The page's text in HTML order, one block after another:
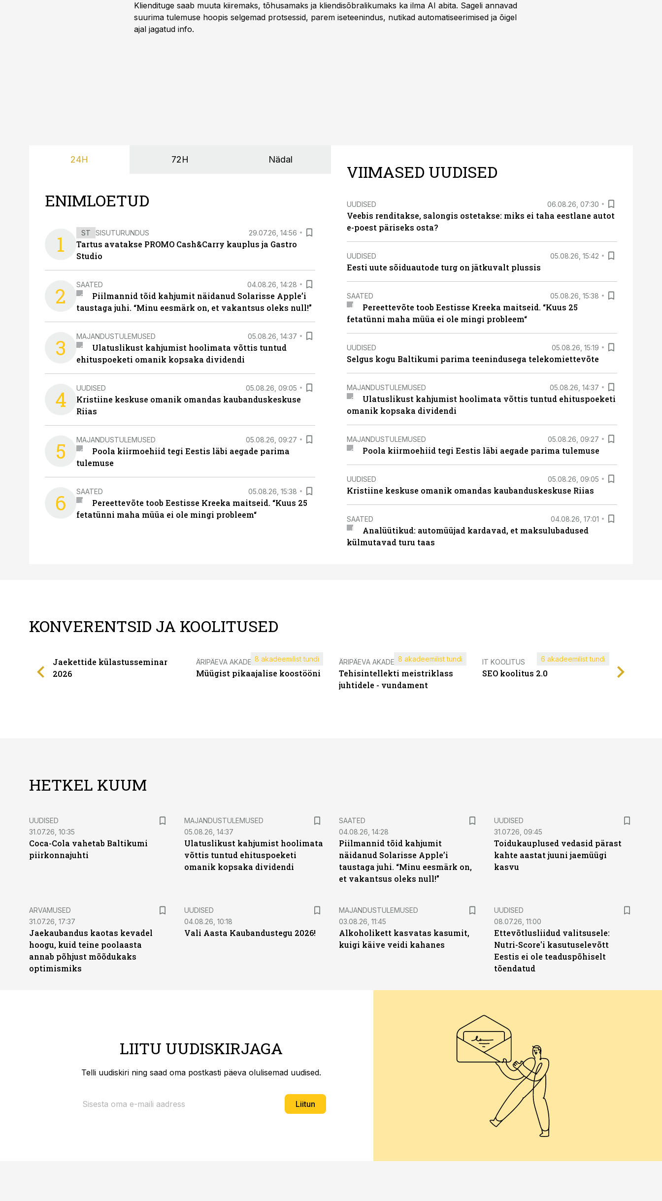
Kliendituge saab muuta kiiremaks, tõhusamaks ja kliendisõbralikumaks ka ilma AI abita. Sageli annavad
suurima tulemuse hoopis selgemad protsessid, parem iseteenindus, nutikad automatiseerimised ja õigel
ajal jagatud info.
24H 72H Nädal
ENIMLOETUD
1 ST SISUTURUNDUS 29.07.26, 14:56
Tartus avatakse PROMO Cash&Carry kauplus ja Gastro
Studio
2 SAATED 04.08.26, 14:28
Piilmannid tõid kahjumit näidanud Solarisse Apple’i
taustaga juhi. “Minu eesmärk on, et vakantsus oleks null!”
3 MAJANDUSTULEMUSED 05.08.26, 14:37
Ulatuslikust kahjumist hoolimata võttis tuntud
ehituspoeketi omanik kopsaka dividendi
4 UUDISED 05.08.26, 09:05
Kristiine keskuse omanik omandas kaubanduskeskuse
Riias
5 MAJANDUSTULEMUSED 05.08.26, 09:27
Poola kiirmoehiid tegi Eestis läbi aegade parima
tulemuse
6 SAATED 05.08.26, 15:38
Pereettevõte toob Eestisse Kreeka maitseid. “Kuus 25
fetatünni maha müüa ei ole mingi probleem“
VIIMASED UUDISED
UUDISED 06.08.26, 07:30
Veebis renditakse, salongis ostetakse: miks ei taha eestlane autot
e-poest päriseks osta?
UUDISED 05.08.26, 15:42
Eesti uute sõiduautode turg on jätkuvalt plussis
SAATED 05.08.26, 15:38
Pereettevõte toob Eestisse Kreeka maitseid. “Kuus 25
fetatünni maha müüa ei ole mingi probleem“
UUDISED 05.08.26, 15:19
Selgus kogu Baltikumi parima teenindusega telekomiettevõte
MAJANDUSTULEMUSED 05.08.26, 14:37
Ulatuslikust kahjumist hoolimata võttis tuntud ehituspoeketi
omanik kopsaka dividendi
MAJANDUSTULEMUSED 05.08.26, 09:27
Poola kiirmoehiid tegi Eestis läbi aegade parima tulemuse
UUDISED 05.08.26, 09:05
Kristiine keskuse omanik omandas kaubanduskeskuse Riias
SAATED 04.08.26, 17:01
Analüütikud: automüüjad kardavad, et maksulubadused
külmutavad turu taas
KONVERENTSID JA KOOLITUSED
Jaekettide külastusseminar
2026
ÄRIPÄEVA AKADEEMIA
Müügist pikaajalise koostööni
8 akadeemilist tundi ÄRIPÄEVA AKADEEMIA
Tehisintellekti meistriklass
juhtidele - vundament
8 akadeemilist tundi IT KOOLITUS
SEO koolitus 2.0
6 akadeemilist tundi
HETKEL KUUM
UUDISED
31.07.26, 10:35
Coca-Cola vahetab Baltikumi
piirkonnajuhti
MAJANDUSTULEMUSED
05.08.26, 14:37
Ulatuslikust kahjumist hoolimata
võttis tuntud ehituspoeketi
omanik kopsaka dividendi
SAATED
04.08.26, 14:28
Piilmannid tõid kahjumit
näidanud Solarisse Apple’i
taustaga juhi. “Minu eesmärk on,
et vakantsus oleks null!”
UUDISED
31.07.26, 09:45
Toidukauplused vedasid pärast
kahte aastat juuni jaemüügi
kasvu
ARVAMUSED
31.07.26, 17:37
Jaekaubandus kaotas kevadel
hoogu, kuid teine poolaasta
annab põhjust mõõdukaks
optimismiks
UUDISED
04.08.26, 10:18
Vali Aasta Kaubandustegu 2026!
MAJANDUSTULEMUSED
03.08.26, 11:45
Alkoholikett kasvatas kasumit,
kuigi käive veidi kahanes
UUDISED
08.07.26, 11:00
Ettevõtlusliidud valitsusele:
Nutri-Score'i kasutuselevõtt
Eestis ei ole teaduspõhiselt
tõendatud
LIITU UUDISKIRJAGA
Telli uudiskiri ning saad oma postkasti päeva olulisemad uudised.
Liitun